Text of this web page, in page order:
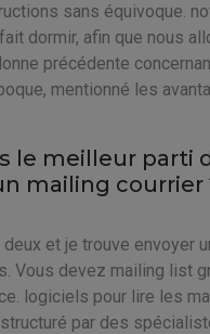
sans équivoque.
dormir, afin que nous
précédente
mentionné les
le meilleur parti
mailing courrier
et je trouve envoyer
Vous devez mailing list
logiciels pour lire les
par des